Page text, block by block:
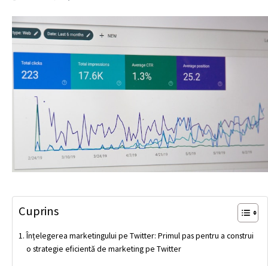
Cuprins
Înțelegerea marketingului pe Twitter: Primul pas pentru a construi
o strategie eficientă de marketing pe Twitter